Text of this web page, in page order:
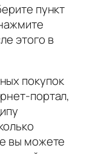
пункт
этого в
покупок
портал,
вы можете